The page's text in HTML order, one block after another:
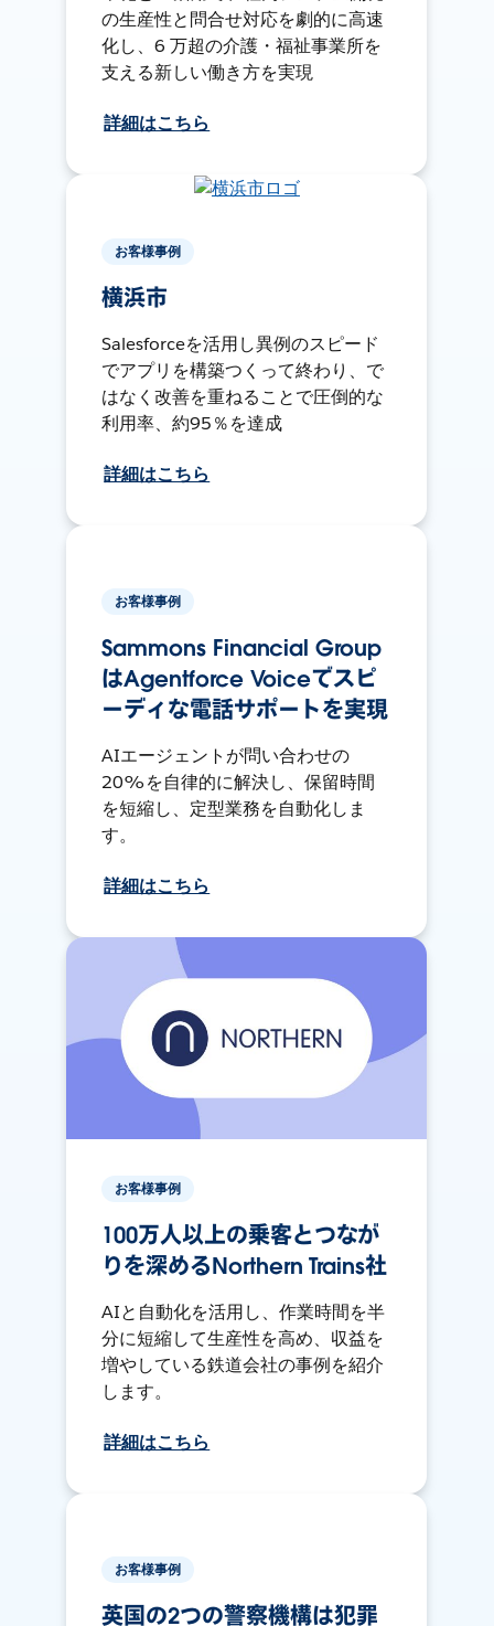
の生産性と問合せ対応を劇的に高速
化し、6 万超の介護・福祉事業所を
支える新しい働き方を実現
詳細はこちら
お客様事例
横浜市
Salesforceを活用し異例のスピード
でアプリを構築つくって終わり、で
はなく改善を重ねることで圧倒的な
利用率、約95％を達成
詳細はこちら
お客様事例
Sammons Financial Group
はAgentforce Voiceでスピ
ーディな電話サポートを実現
AIエージェントが問い合わせの
20%を自律的に解決し、保留時間
を短縮し、定型業務を自動化しま
す。
詳細はこちら
お客様事例
100万人以上の乗客とつなが
りを深めるNorthern Trains社
AIと自動化を活用し、作業時間を半
分に短縮して生産性を高め、収益を
増やしている鉄道会社の事例を紹介
します。
詳細はこちら
お客様事例
英国の2つの警察機構は犯罪